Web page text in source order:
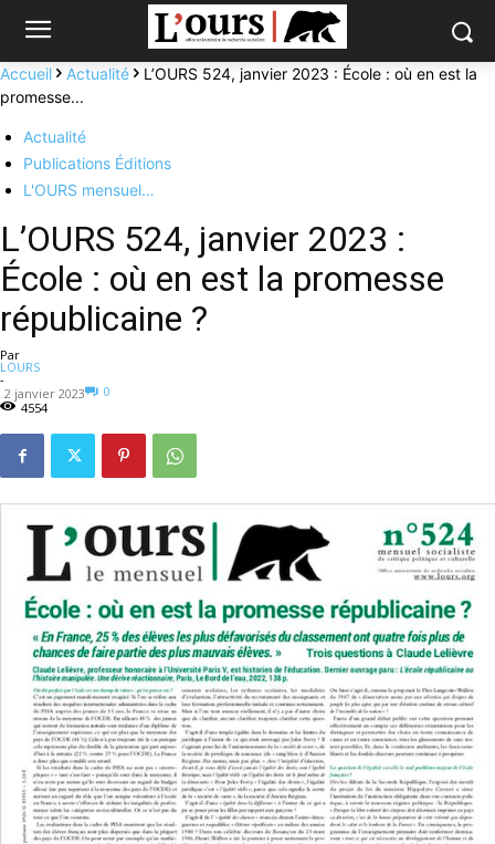
Accueil Actualité
L’OURS 524, janvier 2023 : École : où en est la
promesse...
Actualité
Publications Éditions
L'OURS mensuel…
L’OURS 524, janvier 2023 :
École : où en est la promesse
républicaine ?
Par
LOURS
-
2 janvier 2023
0
4554